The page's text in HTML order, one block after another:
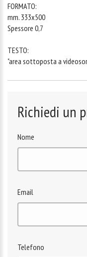
FORMATO:
mm. 333x500
Spessore 0,7
TESTO:
"area sottoposta a
Richiedi un
Nome
Email
Telefono